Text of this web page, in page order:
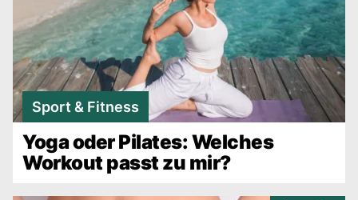
Sport & Fitness
Yoga oder Pilates: Welches
Workout passt zu mir?